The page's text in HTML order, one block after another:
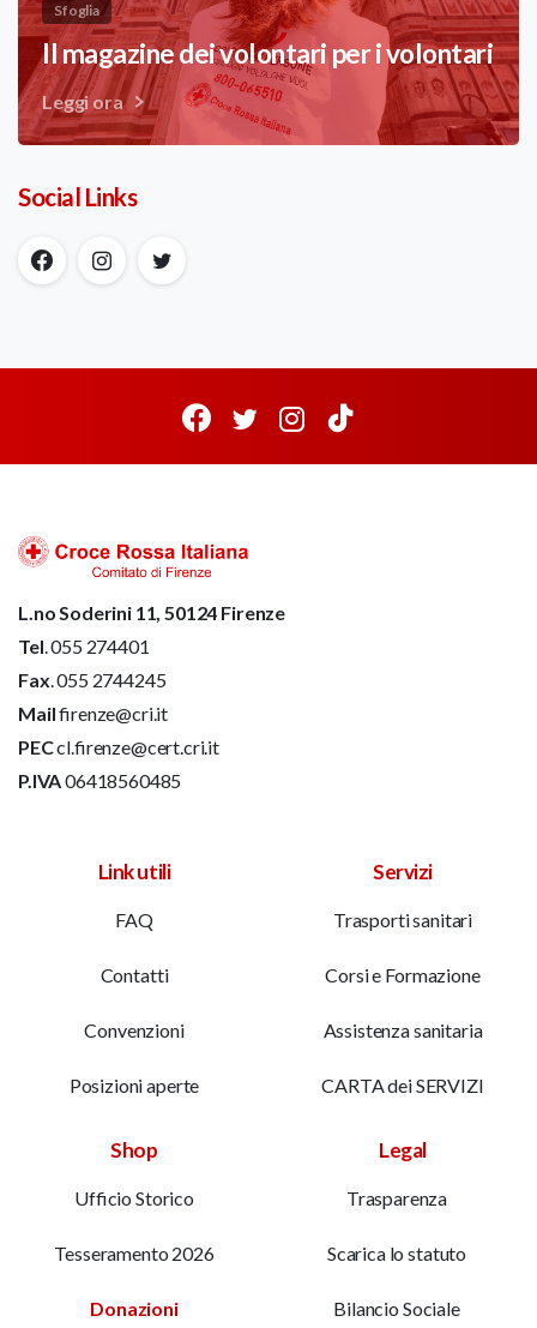
Sfoglia
Il magazine dei volontari per i volontari
Leggi ora
Social Links
L.no Soderini 11, 50124 Firenze
Tel. 055 274401
Fax. 055 2744245
Mailfirenze@cri.it
PECcl.firenze@cert.cri.it
P.IVA06418560485
Link utili
FAQ
Contatti
Convenzioni
Posizioni aperte
Servizi
Trasporti sanitari
Corsi e Formazione
Assistenza sanitaria
CARTA dei SERVIZI
Shop
Ufficio Storico
Tesseramento 2026
Donazioni
Legal
Trasparenza
Scarica lo statuto
Bilancio Sociale